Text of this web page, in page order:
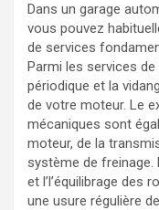
Dans un garage
vous pouvez
de services
Parmi les services
périodique et la
de votre moteur. Le
mécaniques sont
moteur, de la
système de freinage.
et l’l’équilibrage des
une usure régulière